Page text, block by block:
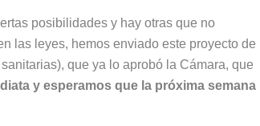
posibilidades y hay otras que no
las leyes, hemos enviado este proyecto de
que ya lo aprobó la Cámara, que
y esperamos que la próxima semana